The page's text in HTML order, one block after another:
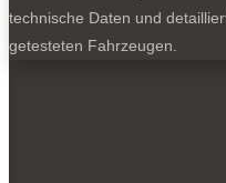
technische Daten und
getesteten Fahrzeugen.